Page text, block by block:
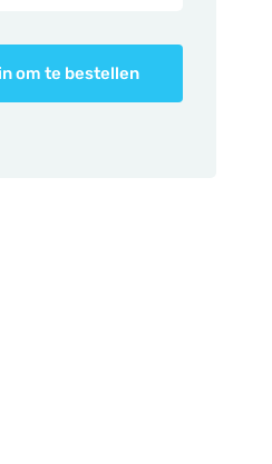
om te bestellen